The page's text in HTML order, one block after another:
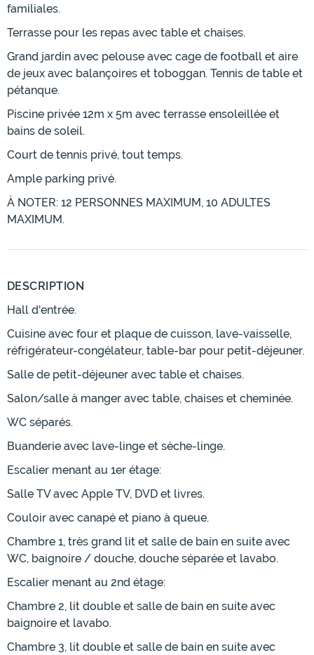
familiales.
Terrasse pour les repas avec table et chaises.
Grand jardin avec pelouse avec cage de football et aire
de jeux avec balançoires et toboggan. Tennis de table et
pétanque.
Piscine privée 12m x 5m avec terrasse ensoleillée et
bains de soleil.
Court de tennis privé, tout temps.
Ample parking privé.
À NOTER: 12 PERSONNES MAXIMUM, 10 ADULTES
MAXIMUM.
DESCRIPTION
Hall d'entrée.
Cuisine avec four et plaque de cuisson, lave-vaisselle,
réfrigérateur-congélateur, table-bar pour petit-déjeuner.
Salle de petit-déjeuner avec table et chaises.
Salon/salle à manger avec table, chaises et cheminée.
WC séparés.
Buanderie avec lave-linge et sèche-linge.
Escalier menant au 1er étage:
Salle TV avec Apple TV, DVD et livres.
Couloir avec canapé et piano à queue.
Chambre 1, très grand lit et salle de bain en suite avec
WC, baignoire / douche, douche séparée et lavabo.
Escalier menant au 2nd étage:
Chambre 2, lit double et salle de bain en suite avec
baignoire et lavabo.
Chambre 3, lit double et salle de bain en suite avec